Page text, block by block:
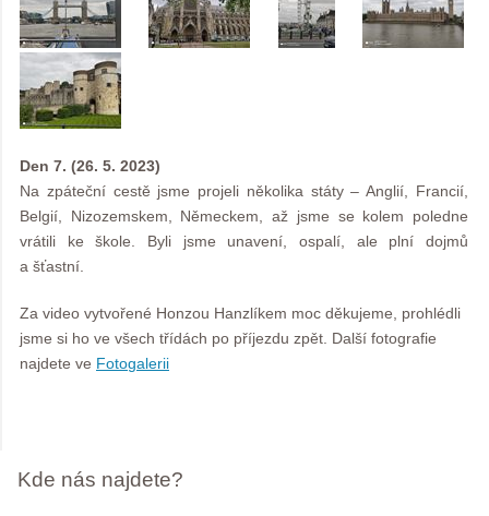
Den 7. (26. 5. 2023)
Na zpáteční cestě jsme projeli několika státy – Anglií, Francií,
Belgií, Nizozemskem, Německem, až jsme se kolem poledne
vrátili ke škole. Byli jsme unavení, ospalí, ale plní dojmů
a šťastní.
Za video vytvořené Honzou Hanzlíkem moc děkujeme, prohlédli
jsme si ho ve všech třídách po příjezdu zpět. Další fotografie
najdete ve Fotogalerii
Kde nás najdete?